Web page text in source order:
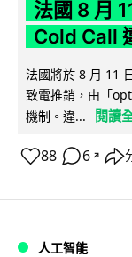
法國 8 月
Cold Call
法國將於 8 月 11
致電推銷，由「
機制。違...
閱讀
88 6 ↗
人工智能